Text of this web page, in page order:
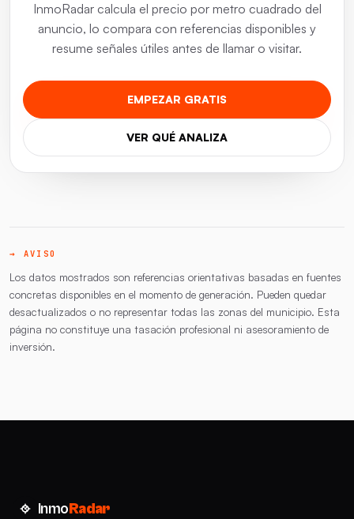
InmoRadar calcula el precio por metro cuadrado del
anuncio, lo compara con referencias disponibles y
resume señales útiles antes de llamar o visitar.
EMPEZAR GRATIS
VER QUÉ ANALIZA
→ AVISO
Los datos mostrados son referencias orientativas basadas en fuentes
concretas disponibles en el momento de generación. Pueden quedar
desactualizados o no representar todas las zonas del municipio. Esta
página no constituye una tasación profesional ni asesoramiento de
inversión.
InmoRadar